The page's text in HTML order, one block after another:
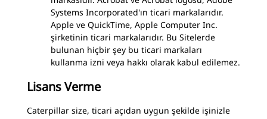
Systems Incorporated'ın ticari markalarıdır.
Apple ve QuickTime, Apple Computer Inc.
şirketinin ticari markalarıdır. Bu Sitelerde
bulunan hiçbir şey bu ticari markaları
kullanma izni veya hakkı olarak kabul edilemez.
Lisans Verme
Caterpillar size, ticari açıdan uygun şekilde işinizle